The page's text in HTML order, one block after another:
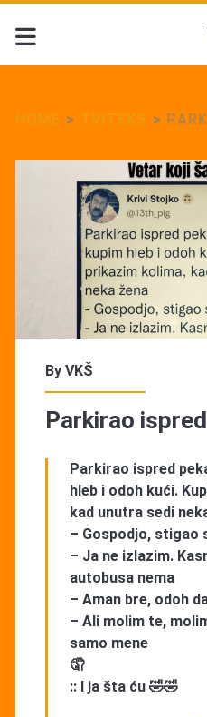
> >
By VKŠ
Parkirao
Parkirao ispred
hleb i odoh kući.
kad unutra sedi
– Gospodjo, stigao
– Ja ne izlazim.
autobusa nema
– Aman bre, odoh
– Ali molim te,
samo mene
🤦
:: I ja šta ću 🤣🤣